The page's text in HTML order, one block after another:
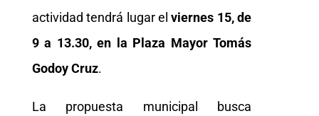
actividad tendrá lugar el viernes 15, de
9 a 13.30, en la Plaza Mayor Tomás
Godoy Cruz.
La propuesta municipal busca